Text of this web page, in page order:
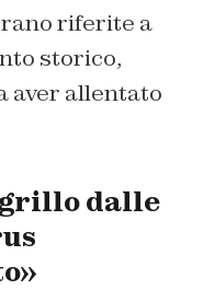
riferite a
storico,
aver allentato
dalle